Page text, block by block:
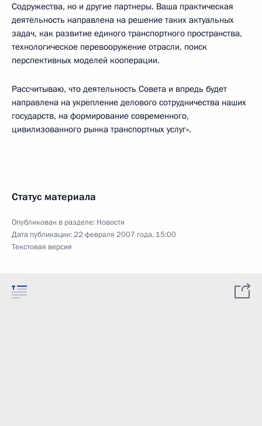
Содружества, но и другие партнеры. Ваша практическая
деятельность направлена на решение таких актуальных
задач, как развитие единого транспортного пространства,
технологическое перевооружение отрасли, поиск
перспективных моделей кооперации.
Рассчитываю, что деятельность Совета и впредь будет
направлена на укрепление делового сотрудничества наших
государств, на формирование современного,
цивилизованного рынка транспортных услуг».
Статус материала
Опубликован в разделе: Новости
Дата публикации:22 февраля 2007 года, 15:00
Текстовая версия